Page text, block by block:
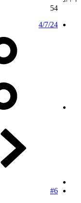
54
4/7/24
#6